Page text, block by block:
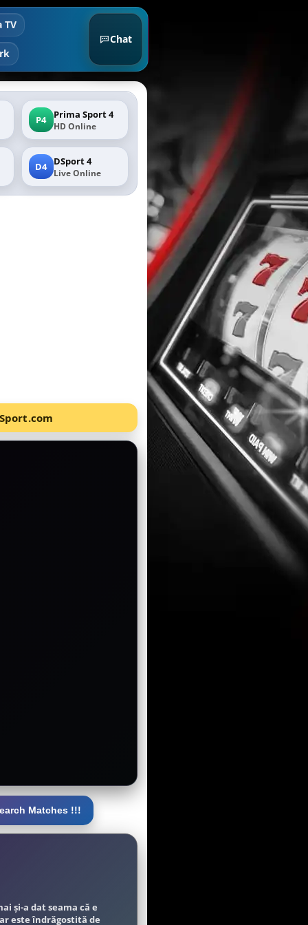
TV
Chat
P4 Prima Sport 4
HD Online
D4 DSport 4
Live Online
Matches !!!
și-a dat seama că e
este îndrăgostită de